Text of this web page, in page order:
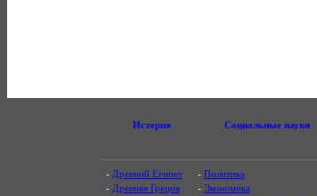
История Социальные науки
- Древний Египет
- Древняя Греция
- Политика
- Экономика